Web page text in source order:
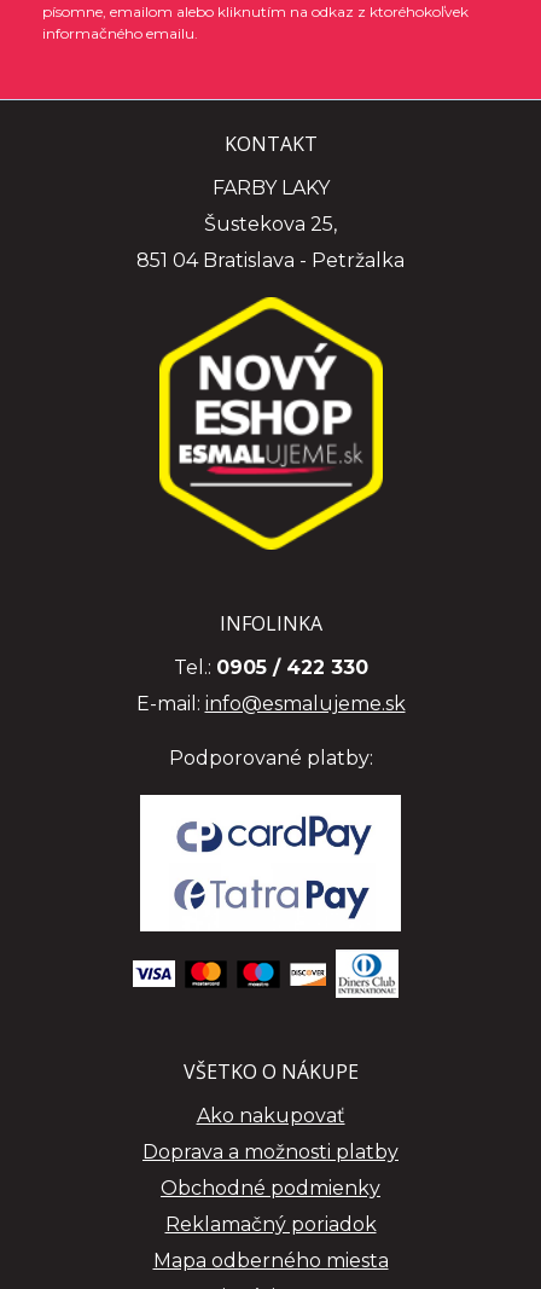
písomne, emailom alebo kliknutím na odkaz z ktoréhokoľvek
informačného emailu.
KONTAKT
FARBY LAKY
Šustekova 25,
851 04 Bratislava - Petržalka
INFOLINKA
Tel.: 0905 / 422 330
E-mail: info@esmalujeme.sk
Podporované platby:
VŠETKO O NÁKUPE
Ako nakupovať
Doprava a možnosti platby
Obchodné podmienky
Reklamačný poriadok
Mapa odberného miesta